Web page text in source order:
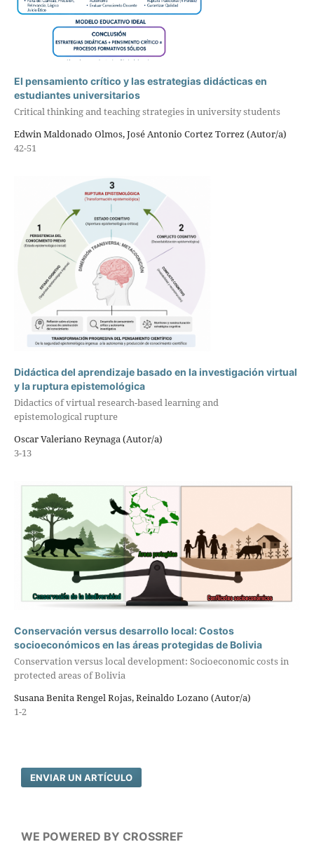
El pensamiento crítico y las estrategias didácticas en
estudiantes universitarios
Critical thinking and teaching strategies in university students
Edwin Maldonado Olmos, José Antonio Cortez Torrez (Autor/a)
42-51
Didáctica del aprendizaje basado en la investigación virtual
y la ruptura epistemológica
Didactics of virtual research-based learning and
epistemological rupture
Oscar Valeriano Reynaga (Autor/a)
3-13
Conservación versus desarrollo local: Costos
socioeconómicos en las áreas protegidas de Bolivia
Conservation versus local development: Socioeconomic costs in
protected areas of Bolivia
Susana Benita Rengel Rojas, Reinaldo Lozano (Autor/a)
1-2
ENVIAR UN ARTÍCULO
WE POWERED BY CROSSREF